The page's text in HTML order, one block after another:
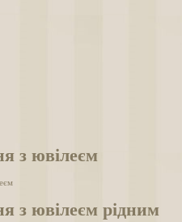
з ювілеєм
з ювілеєм рідним